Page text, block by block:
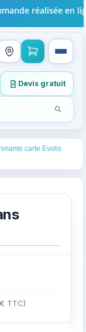
au moins 2
Lancer
Devis gratuit
en ligne !
carte Evolis
TTC)